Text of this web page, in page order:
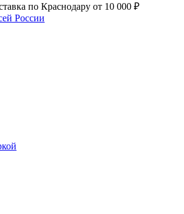
по Краснодару от 10 000 ₽
России